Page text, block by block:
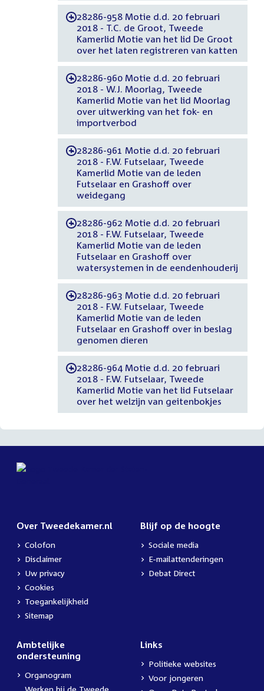
-28286-958 Motie d.d. 20 februari
2018 - T.C. de Groot, Tweede
Kamerlid Motie van het lid De Groot
over het laten registreren van katten
-28286-960 Motie d.d. 20 februari
2018 - W.J. Moorlag, Tweede
Kamerlid Motie van het lid Moorlag
over uitwerking van het fok- en
importverbod
-28286-961 Motie d.d. 20 februari
2018 - F.W. Futselaar, Tweede
Kamerlid Motie van de leden
Futselaar en Grashoff over
weidegang
-28286-962 Motie d.d. 20 februari
2018 - F.W. Futselaar, Tweede
Kamerlid Motie van de leden
Futselaar en Grashoff over
watersystemen in de eendenhouderij
-28286-963 Motie d.d. 20 februari
2018 - F.W. Futselaar, Tweede
Kamerlid Motie van de leden
Futselaar en Grashoff over in beslag
genomen dieren
-28286-964 Motie d.d. 20 februari
2018 - F.W. Futselaar, Tweede
Kamerlid Motie van het lid Futselaar
over het welzijn van geitenbokjes
Over Tweedekamer.nl
Colofon
Disclaimer
Uw privacy
Cookies
Toegankelijkheid
Sitemap
Blijf op de hoogte
Sociale media
E-mailattenderingen
Debat Direct
Ambtelijke
ondersteuning
Organogram
Werken bij de Tweede
Links
Politieke websites
Voor jongeren